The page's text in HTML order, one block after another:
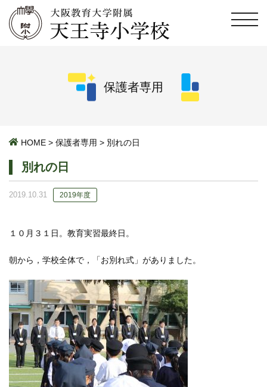
保護者専用
HOME > 保護者専用 > 別れの日
別れの日
2019.10.31 2019年度
１０月３１日。教育実習最終日。
朝から，学校全体で，「お別れ式」がありました。